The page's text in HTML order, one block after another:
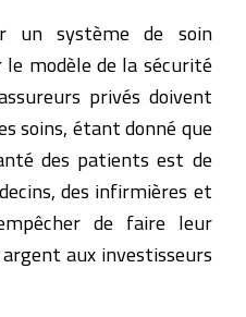
un système de soin
modèle de la sécurité
privés doivent
soins, étant donné que
des patients est de
des infirmières et
de faire leur
aux investisseurs